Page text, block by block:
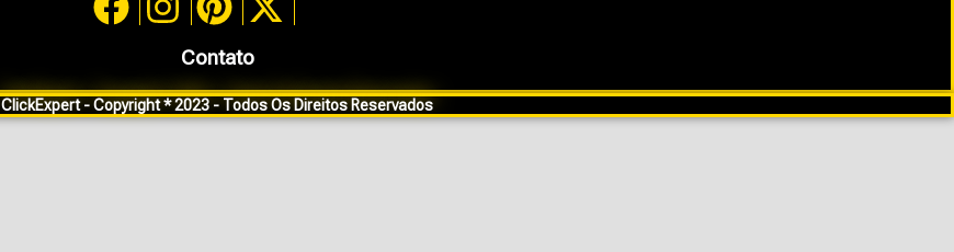
Contato
ClickExpert - Copyright * 2023 - Todos Os Direitos Reservados